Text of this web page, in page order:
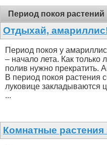
Период покоя растений
Отдыхай,
Период покоя у
– начало лета. Как только
полив нужно прекратить.
В период покоя растения
луковице закладываются
...
Комнатные